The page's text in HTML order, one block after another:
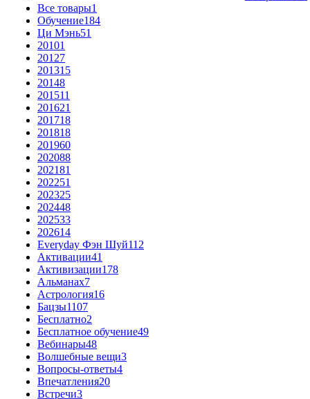
Все товары1
Обучение184
Ци Мэнь51
20101
20127
201315
20148
201511
201621
201718
201818
201960
202088
202181
202251
202325
202448
202533
202614
Everyday Фэн Шуй112
Активации41
Активизации178
Альманах7
Астрология16
Бацзы1107
Бесплатно2
Бесплатное обучение49
Вебинары48
Волшебные вещи3
Вопросы-ответы4
Впечатления20
Встречи3